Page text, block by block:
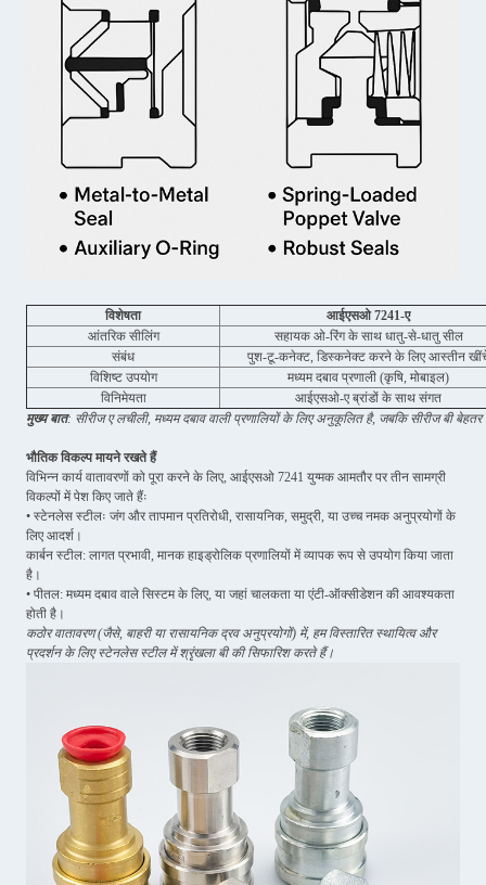
विशेषता
आईएसओ 7241-ए
आंतरिक सीलिंग
सहायक ओ-रिंग के साथ धातु-से-धातु सील
संबंध
पुश-टू-कनेक्ट, डिस्कनेक्ट करने के लिए आस्तीन
विशिष्ट उपयोग
मध्यम दबाव प्रणाली (कृषि, मोबाइल)
विनिमेयता
आईएसओ-ए ब्रांडों के साथ संगत
मुख्य बात: सीरीज ए लचीली, मध्यम दबाव वाली प्रणालियों के लिए अनुकूलित है, जबकि सीरीज बी
भौतिक विकल्प मायने रखते हैं
विभिन्न कार्य वातावरणों को पूरा करने के लिए, आईएसओ 7241 युग्मक आमतौर पर तीन सामग्री
विकल्पों में पेश किए जाते हैंः
• स्टेनलेस स्टीलः जंग और तापमान प्रतिरोधी, रासायनिक, समुद्री, या उच्च नमक अनुप्रयोगों के
लिए आदर्श।
कार्बन स्टील: लागत प्रभावी, मानक हाइड्रोलिक प्रणालियों में व्यापक रूप से उपयोग किया जाता
है।
• पीतल: मध्यम दबाव वाले सिस्टम के लिए, या जहां चालकता या एंटी-ऑक्सीडेशन की आवश्यकता
होती है।
कठोर वातावरण (जैसे, बाहरी या रासायनिक द्रव अनुप्रयोगों) में, हम विस्तारित स्थायित्व और
प्रदर्शन के लिए स्टेनलेस स्टील में श्रृंखला बी की सिफारिश करते हैं।